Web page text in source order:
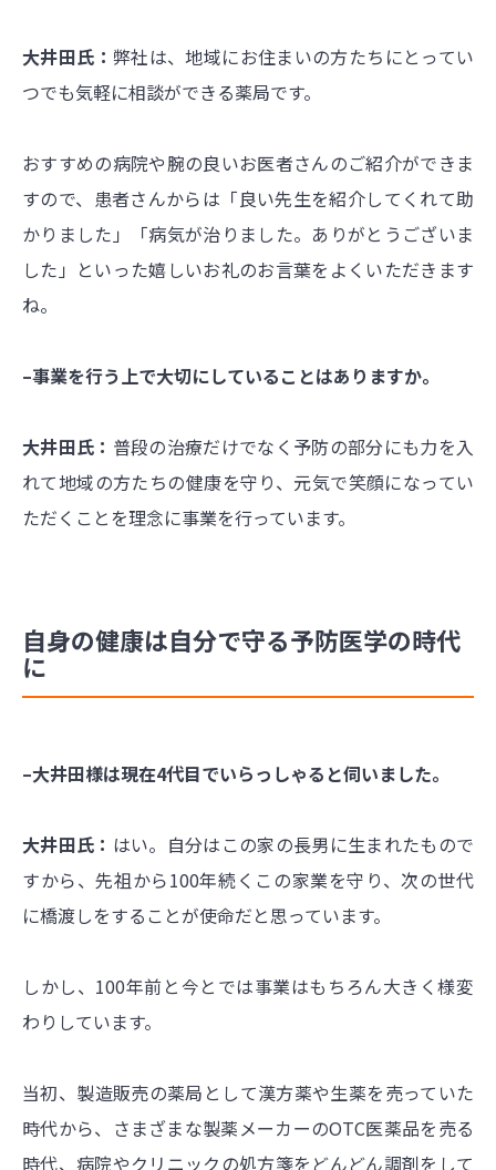
大井田氏： 弊社は、地域にお住まいの方たちにとってい
つでも気軽に相談ができる薬局です。
おすすめの病院や腕の良いお医者さんのご紹介ができま
すので、患者さんからは「良い先生を紹介してくれて助
かりました」「病気が治りました。ありがとうございま
した」といった嬉しいお礼のお言葉をよくいただきます
ね。
–事業を行う上で大切にしていることはありますか。
大井田氏： 普段の治療だけでなく予防の部分にも力を入
れて地域の方たちの健康を守り、元気で笑顔になってい
ただくことを理念に事業を行っています。
自身の健康は自分で守る予防医学の時代
に
–大井田様は現在4代目でいらっしゃると伺いました。
大井田氏： はい。自分はこの家の長男に生まれたもので
すから、先祖から100年続くこの家業を守り、次の世代
に橋渡しをすることが使命だと思っています。
しかし、100年前と今とでは事業はもちろん大きく様変
わりしています。
当初、製造販売の薬局として漢方薬や生薬を売っていた
時代から、さまざまな製薬メーカーのOTC医薬品を売る
時代、病院やクリニックの処方箋をどんどん調剤をして